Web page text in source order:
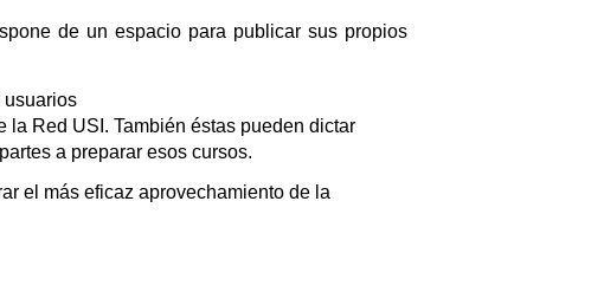
de un espacio para publicar sus propios
usuarios
la Red USI. También éstas pueden dictar
a preparar esos cursos.
el más eficaz aprovechamiento de la